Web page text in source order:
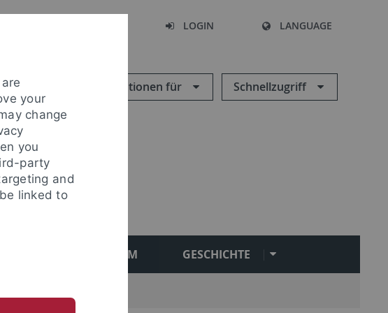
LOGIN LANGUAGE
Informationen für Schnellzugriff
STUDIUM GESCHICHTE
your
change
you
party
and
linked to